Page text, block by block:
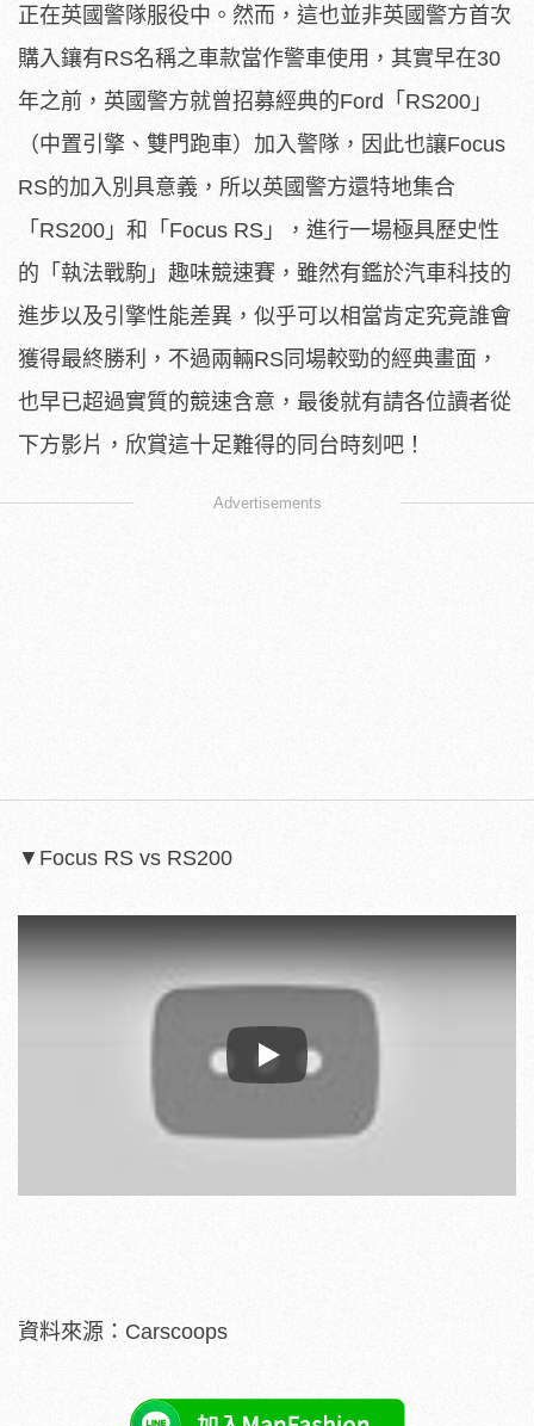
正在英國警隊服役中。然而，這也並非英國警方首次
購入鑲有RS名稱之車款當作警車使用，其實早在30
年之前，英國警方就曾招募經典的Ford「RS200」
（中置引擎、雙門跑車）加入警隊，因此也讓Focus
RS的加入別具意義，所以英國警方還特地集合
「RS200」和「Focus RS」，進行一場極具歷史性
的「執法戰駒」趣味競速賽，雖然有鑑於汽車科技的
進步以及引擎性能差異，似乎可以相當肯定究竟誰會
獲得最終勝利，不過兩輛RS同場較勁的經典畫面，
也早已超過實質的競速含意，最後就有請各位讀者從
下方影片，欣賞這十足難得的同台時刻吧！
Advertisements
▼Focus RS vs RS200
Play
資料來源：Carscoops